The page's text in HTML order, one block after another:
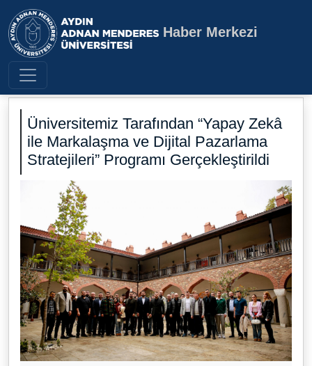
Aydın Adnan Menderes
Haber Merkezi
Üniversitemiz Tarafından “Yapay Zekâ
ile Markalaşma ve Dijital Pazarlama
Stratejileri” Programı Gerçekleştirildi